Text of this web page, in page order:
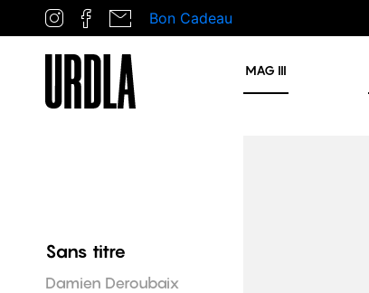
Bon Cadeau
MAG III
Sans titre
Damien Deroubaix